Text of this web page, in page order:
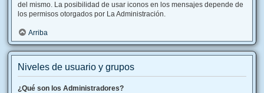
del mismo. La posibilidad de usar iconos en los mensajes depende de
los permisos otorgados por La Administración.
Arriba
Niveles de usuario y grupos
¿Qué son los Administradores?